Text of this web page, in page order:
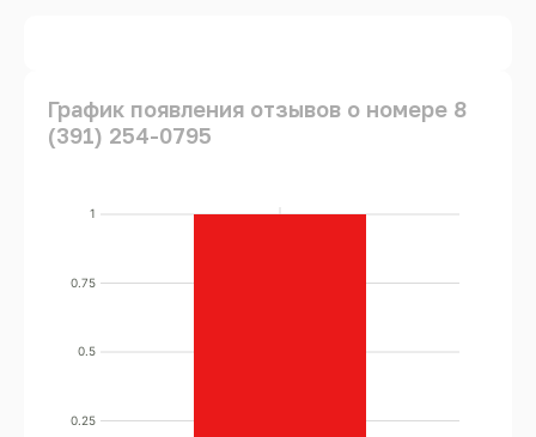
График появления отзывов о номере 8
(391) 254-0795
0.25
0.5
0.75
1